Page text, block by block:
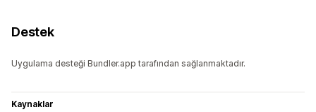
Destek
Uygulama desteği Bundler.app tarafından sağlanmaktadır.
Kaynaklar